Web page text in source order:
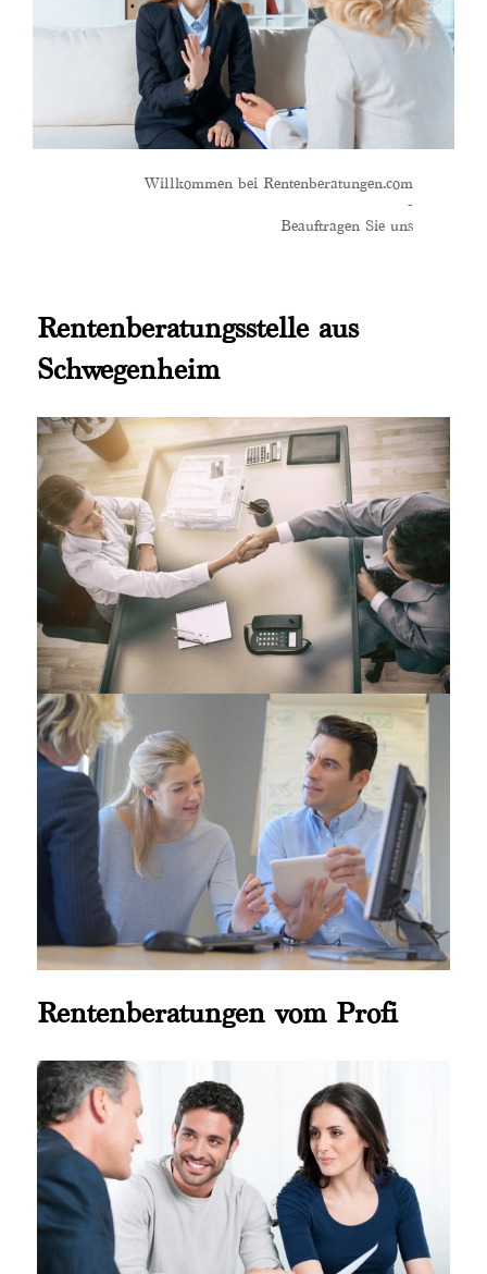
Willkommen bei Rentenberatungen.com
-
Beauftragen Sie uns
Rentenberatungsstelle aus
Schwegenheim
Rentenberatungen vom Profi